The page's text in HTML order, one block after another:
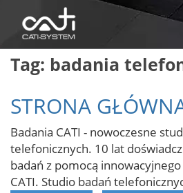
Tag: badania
STRONA
Badania CATI - nowoczesne
telefonicznych. 10 lat
badań z pomocą
CATI. Studio badań